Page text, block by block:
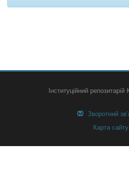
Інституційний
Зворотний
Карта сайту